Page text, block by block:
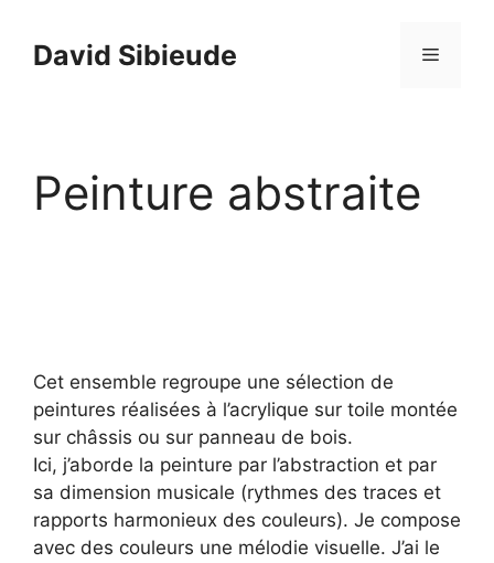
contenuDavid Sibieude Menu
Peinture abstraite
Cet ensemble regroupe une sélection de
peintures réalisées à l’acrylique sur toile montée
sur châssis ou sur panneau de bois.
Ici, j’aborde la peinture par l’abstraction et par
sa dimension musicale (rythmes des traces et
rapports harmonieux des couleurs). Je compose
avec des couleurs une mélodie visuelle. J’ai le